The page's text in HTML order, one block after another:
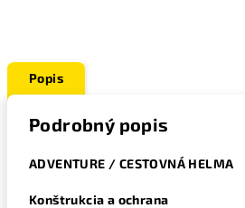
Popis
Podrobný popis
ADVENTURE / CESTOVNÁ HELMA
Konštrukcia a ochrana